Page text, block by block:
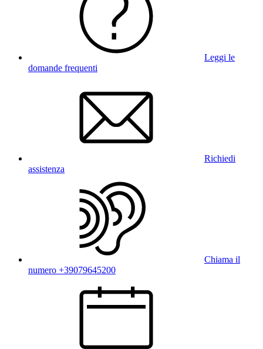
Leggi le
domande frequenti
Richiedi
assistenza
Chiama il
numero +39079645200